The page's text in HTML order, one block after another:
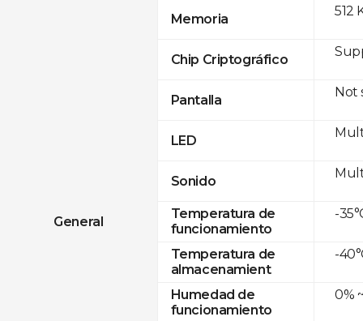
General
Memoria
Chip Criptográfico
Pantalla
LED
Sonido
Temperatura de
funcionamiento
Temperatura de
almacenamient
Humedad de
funcionamiento
512
Not
-
-
0%